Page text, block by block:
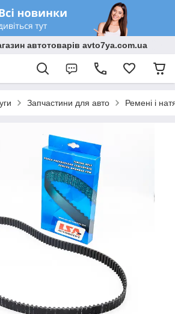
автотоварів avto7ya.com.ua
Запчастини для авто Ремені і